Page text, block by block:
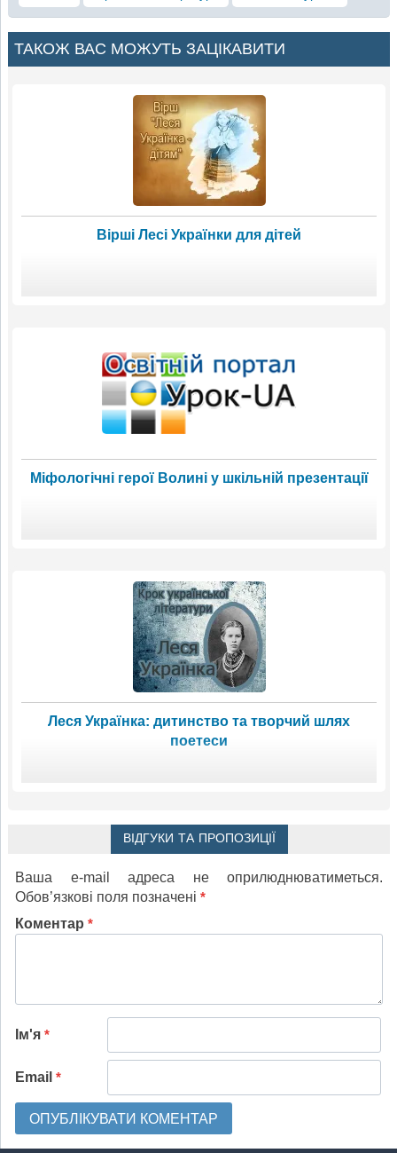
ТАКОЖ ВАС МОЖУТЬ ЗАЦІКАВИТИ
Вірші Лесі Українки для дітей
Міфологічні герої Волині у шкільній презентації
Леся Українка: дитинство та творчий шлях
поетеси
ВІДГУКИ ТА ПРОПОЗИЦІЇ
Ваша e-mail адреса не оприлюднюватиметься.
Обов’язкові поля позначені *
Коментар *
Ім'я *
Email *